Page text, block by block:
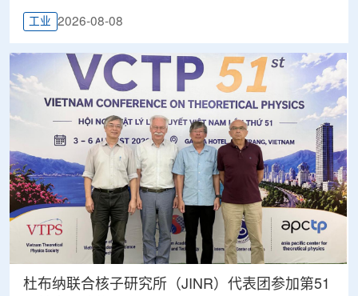
工业 2026-08-08
杜布纳联合核子研究所（JINR）代表团参加第51